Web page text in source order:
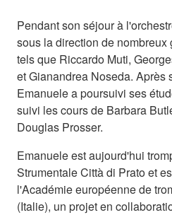
Pendant son séjour à
sous la direction de
tels que Riccardo Muti,
et Gianandrea Noseda. Après
Emanuele a poursuivi ses
suivi les cours de Barbara
Douglas Prosser.
Emanuele est aujourd'hui
Strumentale Città di Prato et
l'Académie européenne de
(Italie), un projet en